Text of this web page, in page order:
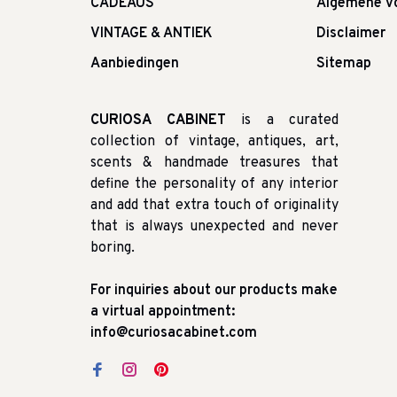
VINTAGE & ANTIEK
Aanbiedingen
Disclaimer
Sitemap
CURIOSA CABINET is a curated
collection of vintage, antiques, art,
scents & handmade treasures that
define the personality of any interior
and add that extra touch of originality
that is always unexpected and never
boring.
For inquiries about our products make
a virtual appointment:
info@curiosacabinet.com